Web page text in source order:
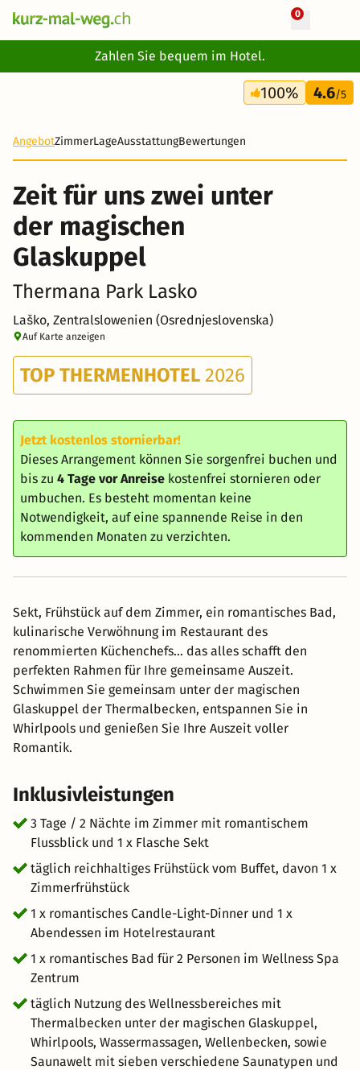
0
Zahlen Sie bequem im Hotel.
3 Tage
275 CHF
100% 4.6/5
AngebotZimmerLageAusstattungBewertungen
Zeit für uns zwei unter
der magischen
Glaskuppel
Thermana Park Lasko
Laško, Zentralslowenien (Osrednjeslovenska)
Auf Karte anzeigen
TOP THERMENHOTEL 2026
Jetzt kostenlos stornierbar!
Dieses Arrangement können Sie sorgenfrei buchen und
bis zu 4 Tage vor Anreise kostenfrei stornieren oder
umbuchen. Es besteht momentan keine
Notwendigkeit, auf eine spannende Reise in den
kommenden Monaten zu verzichten.
Sekt, Frühstück auf dem Zimmer, ein romantisches Bad,
kulinarische Verwöhnung im Restaurant des
renommierten Küchenchefs... das alles schafft den
perfekten Rahmen für Ihre gemeinsame Auszeit.
Schwimmen Sie gemeinsam unter der magischen
Glaskuppel der Thermalbecken, entspannen Sie in
Whirlpools und genießen Sie Ihre Auszeit voller
Romantik.
Inklusivleistungen
3 Tage / 2 Nächte im Zimmer mit romantischem
Flussblick und 1 x Flasche Sekt
täglich reichhaltiges Frühstück vom Buffet, davon 1 x
Zimmerfrühstück
1 x romantisches Candle-Light-Dinner und 1 x
Abendessen im Hotelrestaurant
1 x romantisches Bad für 2 Personen im Wellness Spa
Zentrum
täglich Nutzung des Wellnessbereiches mit
Thermalbecken unter der magischen Glaskuppel,
Whirlpools, Wassermassagen, Wellenbecken, sowie
Saunawelt mit sieben verschiedene Saunatypen und